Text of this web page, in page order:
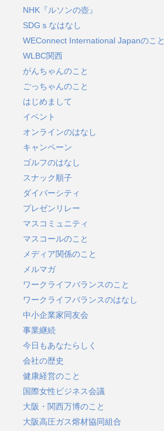
NHK『ルソンの壺』
SDGｓなはなし
WEConnect International Japanのこと
WLBC関西
がんちゃんのこと
ごっちゃんのこと
はじめまして
イベント
オンラインのはなし
キャンペーン
ゴルフのはなし
スナック順子
ダイバーシティ
プレゼンリレー
マスコミュニティ
マスコールのこと
メディア関係のこと
メルマガ
ワークライフバランスのこと
ワークライフバランスのはなし
中小企業家同友会
事業継続
今日もあなたらしく
会社の歴史
健康経営のこと
国際女性ビジネス会議
大阪・関西万博のこと
大阪高圧ガス熔材協同組合